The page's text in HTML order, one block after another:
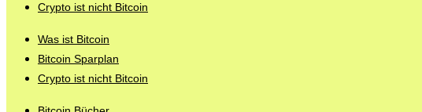
Crypto ist nicht Bitcoin
Was ist Bitcoin
Bitcoin Sparplan
Crypto ist nicht Bitcoin